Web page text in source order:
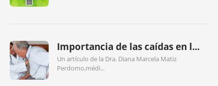
Importancia de las caídas en l...
Un artículo de la Dra. Diana Marcela Matiz
Perdomo,médi...